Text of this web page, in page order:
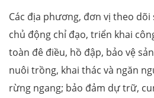
Các địa phương, đơn vị theo
chủ động chỉ đạo, triển khai
toàn đê điều, hồ đập, bảo vệ
nuôi trồng, khai thác và ngăn
rừng ngang; bảo đảm dự trữ,